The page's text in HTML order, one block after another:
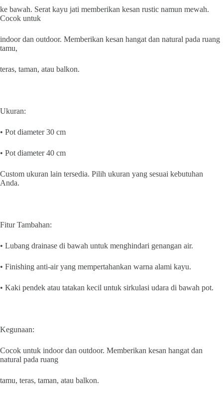
ke bawah. Serat kayu jati memberikan kesan rustic namun mewah.
Cocok untuk
indoor dan outdoor. Memberikan kesan hangat dan natural pada ruang
tamu,
teras, taman, atau balkon.
Ukuran:
• Pot diameter 30 cm
• Pot diameter 40 cm
Custom ukuran lain tersedia. Pilih ukuran yang sesuai kebutuhan
Anda.
Fitur Tambahan:
• Lubang drainase di bawah untuk menghindari genangan air.
• Finishing anti-air yang mempertahankan warna alami kayu.
• Kaki pendek atau tatakan kecil untuk sirkulasi udara di bawah pot.
Kegunaan:
Cocok untuk indoor dan outdoor. Memberikan kesan hangat dan
natural pada ruang
tamu, teras, taman, atau balkon.